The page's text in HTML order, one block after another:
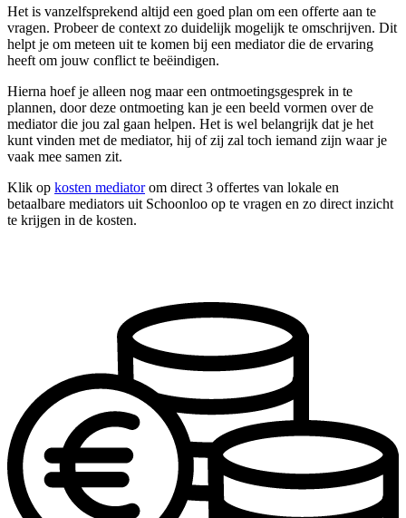
Het is vanzelfsprekend altijd een goed plan om een offerte aan te
vragen. Probeer de context zo duidelijk mogelijk te omschrijven. Dit
helpt je om meteen uit te komen bij een mediator die de ervaring
heeft om jouw conflict te beëindigen.
Hierna hoef je alleen nog maar een ontmoetingsgesprek in te
plannen, door deze ontmoeting kan je een beeld vormen over de
mediator die jou zal gaan helpen. Het is wel belangrijk dat je het
kunt vinden met de mediator, hij of zij zal toch iemand zijn waar je
vaak mee samen zit.
Klik op kosten mediatorom direct 3 offertes van lokale en
betaalbare mediators uit Schoonloo op te vragen en zo direct inzicht
te krijgen in de kosten.